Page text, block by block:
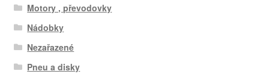
Motory , převodovky
Nádobky
Nezařazené
Pneu a disky